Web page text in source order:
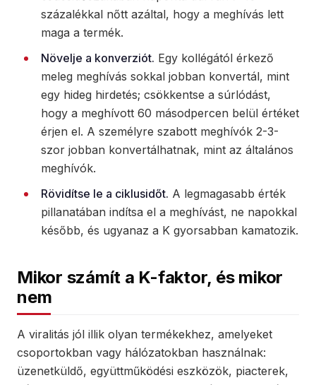
százalékkal nőtt azáltal, hogy a meghívás lett
maga a termék.
Növelje a konverziót. Egy kollégától érkező
meleg meghívás sokkal jobban konvertál, mint
egy hideg hirdetés; csökkentse a súrlódást,
hogy a meghívott 60 másodpercen belül értéket
érjen el. A személyre szabott meghívók 2-3-
szor jobban konvertálhatnak, mint az általános
meghívók.
Rövidítse le a ciklusidőt. A legmagasabb érték
pillanatában indítsa el a meghívást, ne napokkal
később, és ugyanaz a K gyorsabban kamatozik.
Mikor számít a K-faktor, és mikor
nem
A viralitás jól illik olyan termékekhez, amelyeket
csoportokban vagy hálózatokban használnak:
üzenetküldő, együttműködési eszközök, piacterek,